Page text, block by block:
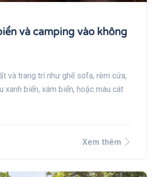
và camping vào không
và trang trí như ghế sofa, rèm cửa,
xanh biển, xám biển, hoặc màu cát
Xem thêm